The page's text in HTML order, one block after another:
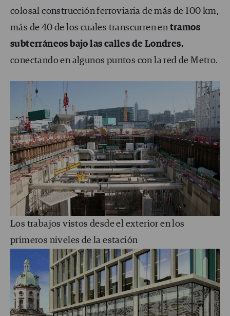
colosal construcción ferroviaria de más de 100 km,
más de 40 de los cuales transcurren entramos
subterráneos bajo las calles de Londres,
conectando en algunos puntos con la red de Metro.
Los trabajos vistos desde el exterior en los
primeros niveles de la estación